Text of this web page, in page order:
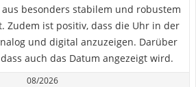
besonders stabilem und robustem
Zudem ist positiv, dass die Uhr in der
und digital anzuzeigen. Darüber
auch das Datum angezeigt wird.
08/2026